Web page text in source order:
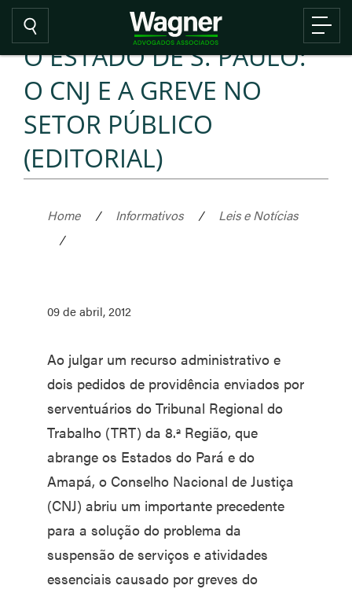
O ESTADO DE S. PAULO:
O CNJ E A GREVE NO
SETOR PÚBLICO
(EDITORIAL)
Home / Informativos /
Leis e Notícias
/
09 de abril, 2012
Ao julgar um recurso administrativo e
dois pedidos de providência enviados por
serventuários do Tribunal Regional do
Trabalho (TRT) da 8.ª Região, que
abrange os Estados do Pará e do
Amapá, o Conselho Nacional de Justiça
(CNJ) abriu um importante precedente
para a solução do problema da
suspensão de serviços e atividades
essenciais causado por greves do